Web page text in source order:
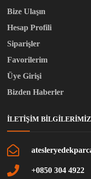
Bize Ulaşın
Hesap Profili
Siparişler
Favorilerim
Üye Girişi
Bizden Haberler
İLETIŞIM BILGILERIMIZ
+0850 304 4922